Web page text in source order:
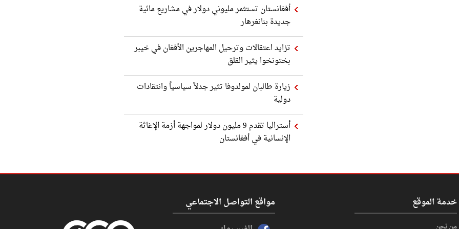
أفغانستان تستثمر مليوني دولار في مشاريع مائية
جديدة بنانغرهار
تزايد اعتقالات وترحيل المهاجرين الأفغان في خيبر
بختونخوا يثير القلق
زيارة طالبان لمولدوفا تثير جدلاً سياسياً وانتقادات
دولية
أستراليا تقدم 9 مليون دولار لمواجهة أزمة الإغاثة
الإنسانية في أفغانستان
مواقع التواصل الاجتماعي
خدمة الموقع